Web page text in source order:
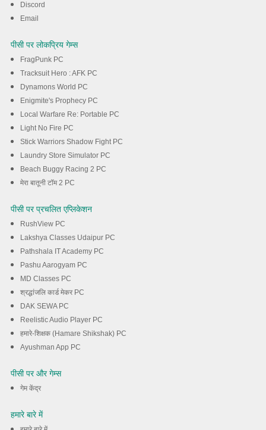
Discord
Email
पीसी पर लोकप्रिय गेम्स
FragPunk PC
Tracksuit Hero : AFK PC
Dynamons World PC
Enigmite's Prophecy PC
Local Warfare Re: Portable PC
Light No Fire PC
Stick Warriors Shadow Fight PC
Laundry Store Simulator PC
Beach Buggy Racing 2 PC
मेरा बातूनी टॉम 2 PC
पीसी पर प्रचलित एप्लिकेशन
RushView PC
Lakshya Classes Udaipur PC
Pathshala IT Academy PC
Pashu Aarogyam PC
MD Classes PC
श्रद्धांजलि कार्ड मेकर PC
DAK SEWA PC
Reelistic Audio Player PC
हमारे-शिक्षक (Hamare Shikshak) PC
Ayushman App PC
पीसी पर और गेम्स
गेम केंद्र
हमारे बारे में